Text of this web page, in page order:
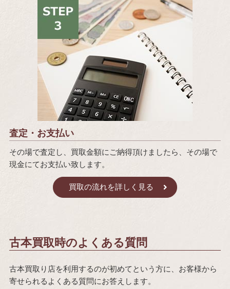
査定・お支払い
その場で査定し、買取金額にご納得頂けましたら、その場で
現金にてお支払い致します。
買取の流れを詳しく見る
古本買取時のよくある質問
古本買取り店を利用するのが初めてという方に、お客様から
寄せられるよくある質問にお答えします。